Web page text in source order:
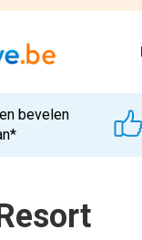
bevelen